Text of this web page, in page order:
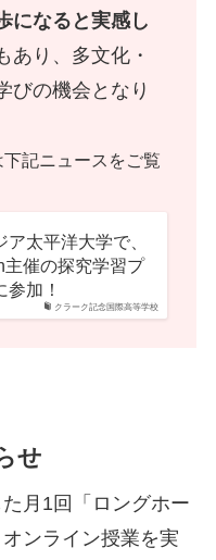
になると実感し
あり、多文化・
びの機会となり
記ニュースをご覧
クラーク記念国際高等学校
ア太平洋大学で、
主催の探究学習プ
参加！
せ
月1回「ロングホー
ンライン授業を実